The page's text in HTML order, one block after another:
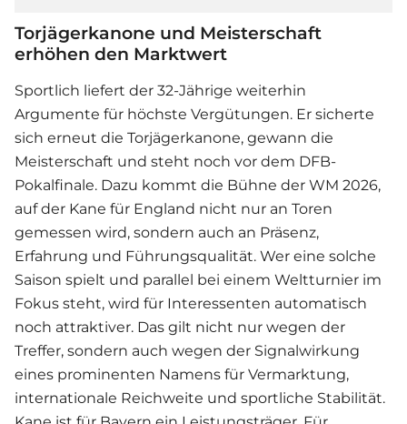
Torjägerkanone und Meisterschaft
erhöhen den Marktwert
Sportlich liefert der 32-Jährige weiterhin
Argumente für höchste Vergütungen. Er sicherte
sich erneut die Torjägerkanone, gewann die
Meisterschaft und steht noch vor dem DFB-
Pokalfinale. Dazu kommt die Bühne der WM 2026,
auf der Kane für England nicht nur an Toren
gemessen wird, sondern auch an Präsenz,
Erfahrung und Führungsqualität. Wer eine solche
Saison spielt und parallel bei einem Weltturnier im
Fokus steht, wird für Interessenten automatisch
noch attraktiver. Das gilt nicht nur wegen der
Treffer, sondern auch wegen der Signalwirkung
eines prominenten Namens für Vermarktung,
internationale Reichweite und sportliche Stabilität.